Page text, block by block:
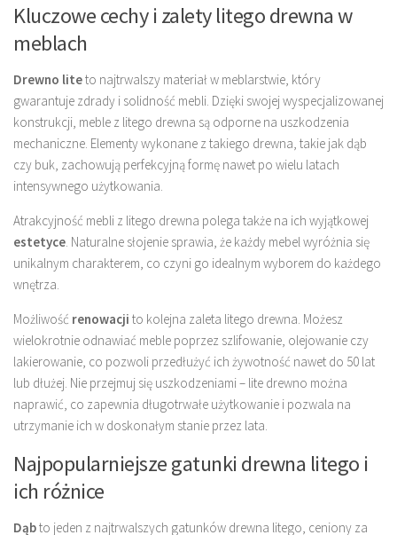
Kluczowe cechy i zalety litego drewna w
meblach
Drewno liteto najtrwalszy materiał w meblarstwie, który
gwarantuje zdrady i solidność mebli. Dzięki swojej wyspecjalizowanej
konstrukcji, meble z litego drewna są odporne na uszkodzenia
mechaniczne. Elementy wykonane z takiego drewna, takie jak dąb
czy buk, zachowują perfekcyjną formę nawet po wielu latach
intensywnego użytkowania.
Atrakcyjność mebli z litego drewna polega także na ich wyjątkowej
estetyce . Naturalne słojenie sprawia, że każdy mebel wyróżnia się
unikalnym charakterem, co czyni go idealnym wyborem do każdego
wnętrza.
Możliwość renowacji to kolejna zaleta litego drewna. Możesz
wielokrotnie odnawiać meble poprzez szlifowanie, olejowanie czy
lakierowanie, co pozwoli przedłużyć ich żywotność nawet do 50 lat
lub dłużej. Nie przejmuj się uszkodzeniami – lite drewno można
naprawić, co zapewnia długotrwałe użytkowanie i pozwala na
utrzymanie ich w doskonałym stanie przez lata.
Najpopularniejsze gatunki drewna litego i
ich różnice
Dąbto jeden z najtrwalszych gatunków drewna litego, ceniony za